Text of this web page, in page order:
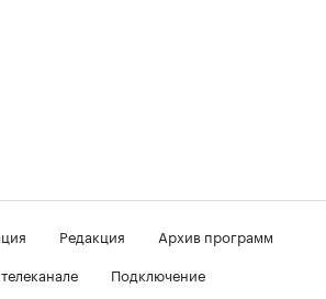
Редакция
Архив программ
Подключение